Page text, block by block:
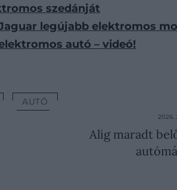
szedánját
legújabb elektromos
autó – videó!
AUTÓ
2026.
Alig maradt